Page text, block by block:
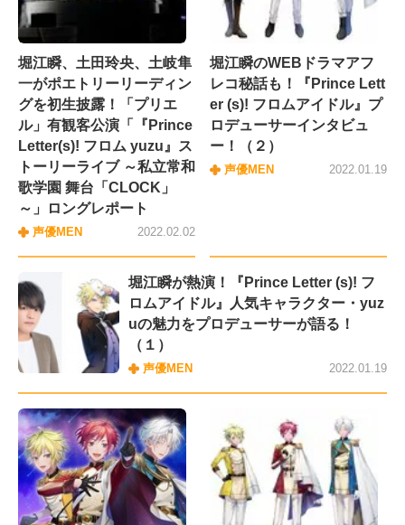
堀江瞬、土田玲央、土岐隼
一がポエトリーリーディン
グを初生披露！「プリエ
ル」有観客公演「『Prince
Letter(s)! フロム yuzu』ス
トーリーライブ ～私立常和
歌学園 舞台「CLOCK」
～」ロングレポート
声優MEN 2022.02.02
堀江瞬のWEBドラマアフ
レコ秘話も！『Prince Lett
er (s)! フロムアイドル』プ
ロデューサーインタビュ
ー！（２）
声優MEN 2022.01.19
堀江瞬が熱演！『Prince Letter (s)! フ
ロムアイドル』人気キャラクター・yuz
uの魅力をプロデューサーが語る！
（１）
声優MEN 2022.01.19